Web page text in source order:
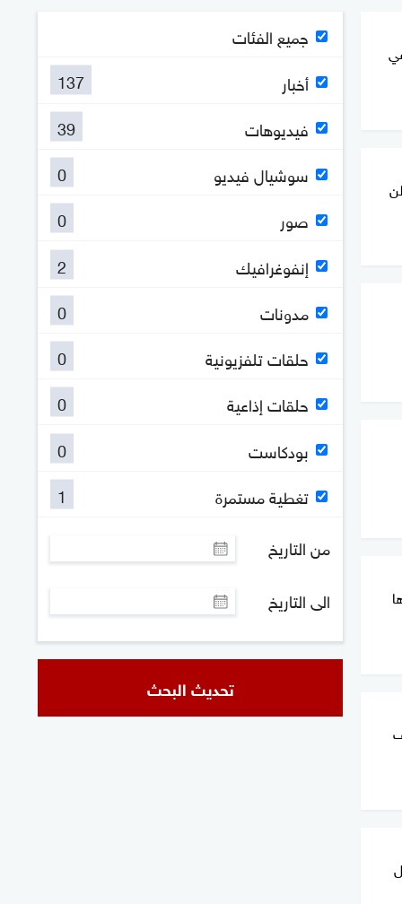
جميع الفئات
أخبار
137
فيديوهات
39
سوشيال فيديو
0
صور
0
إنفوغرافيك
2
مدونات
0
حلقات تلفزيونية
0
حلقات إذاعية
0
بودكاست
0
تغطية مستمرة
1
من التاريخ
الى التاريخ
تحديث البحث